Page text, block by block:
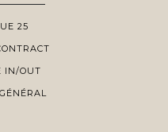
25
IN/OUT